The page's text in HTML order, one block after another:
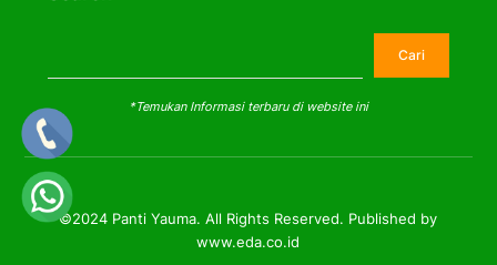
Cari
*Temukan Informasi terbaru di website ini
©2024 Panti Yauma. All Rights Reserved. Published by
www.eda.co.id